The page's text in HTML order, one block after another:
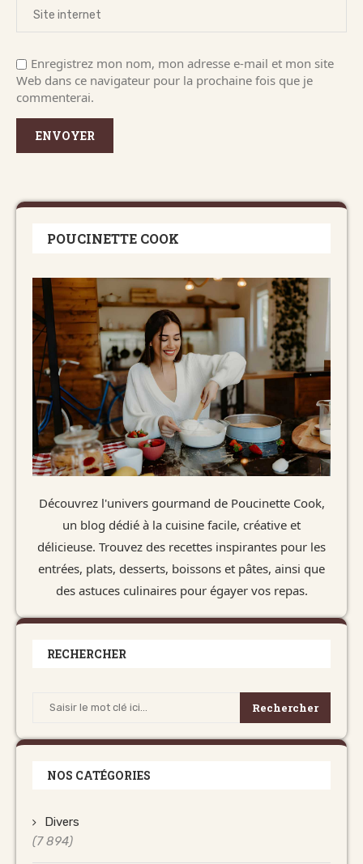
Enregistrez mon nom, mon adresse e-mail et mon site
Web dans ce navigateur pour la prochaine fois que je
commenterai.
POUCINETTE COOK
Découvrez l'univers gourmand de Poucinette Cook,
un blog dédié à la cuisine facile, créative et
délicieuse. Trouvez des recettes inspirantes pour les
entrées, plats, desserts, boissons et pâtes, ainsi que
des astuces culinaires pour égayer vos repas.
RECHERCHER
Rechercher
NOS CATÉGORIES
Divers
(7 894)